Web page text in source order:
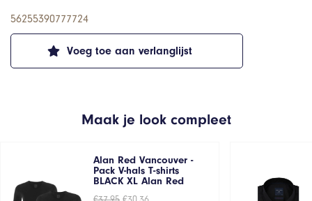
Voeg toe aan verlanglijst
56255390777724
Maak je look compleet
Alan Red Vancouver -
Pack V-hals T-shirts
BLACK XL Alan Red
Oorspronkelijke
Huidige